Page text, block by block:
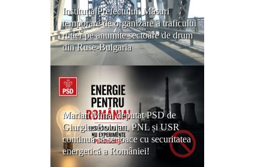
Instituția Prefectului: Măsuri
temporare de organizare a traficului
rutier pe anumite sectoare de drum
din Ruse-Bulgaria
Marian Mina, deputat PSD de
Giurgiu: Bolojan, PNL și USR
continuă să se joace cu securitatea
energetică a României!